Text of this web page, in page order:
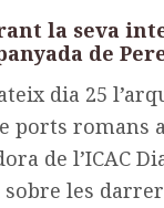
la seva
de
dia 25
ports romans
de l’ICAC
les